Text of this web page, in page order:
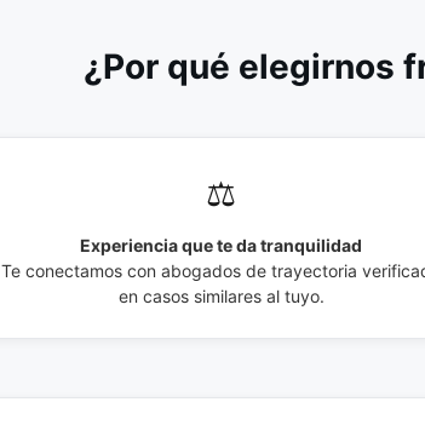
¿Por qué elegirnos
⚖️
Experiencia que te da tranquilidad
Te conectamos con abogados de trayectoria
en casos similares al tuyo.